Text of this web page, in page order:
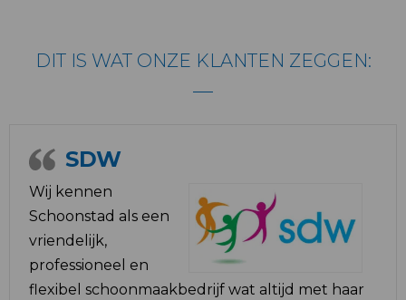
DIT IS WAT ONZE KLANTEN ZEGGEN:
SDW
Wij kennen
Schoonstad als een
vriendelijk,
professioneel en
flexibel schoonmaakbedrijf wat altijd met haar